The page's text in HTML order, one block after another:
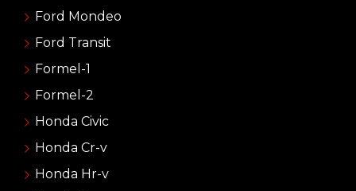
Ford Mondeo
Ford Transit
Formel-1
Formel-2
Honda Civic
Honda Cr-v
Honda Hr-v